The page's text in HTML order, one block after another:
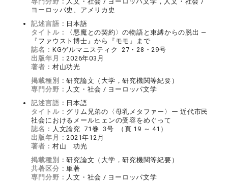
ヨーロッパ史、アメリカ史
記述言語： 日本語
タイトル：
〈悪魔との契約〉の物語と束縛からの脱出 ―
『ファウスト博士』から『モモ』まで
誌名： KGゲルマニスティク 27・28・29号
出版年月：2026年03月
著者： 村山功光
掲載種別：研究論文（大学，研究機関等紀要）
専門分野： 人文・社会 / ヨーロッパ文学
記述言語： 日本語
タイトル： グリム兄弟の〈母乳メタファー〉ー 近代市民
社会におけるメールヒェンの受容をめぐって
誌名： 人文論究 71巻 3号 （頁 19 ～ 41）
出版年月：2021年12月
著者： 村山 功光
掲載種別：研究論文（大学，研究機関等紀要）
共著区分：単著
専門分野： 人文・社会 / ヨーロッパ文学